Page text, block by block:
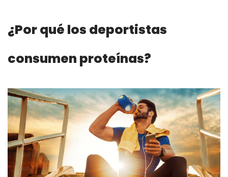
¿Por qué los deportistas
consumen proteínas?